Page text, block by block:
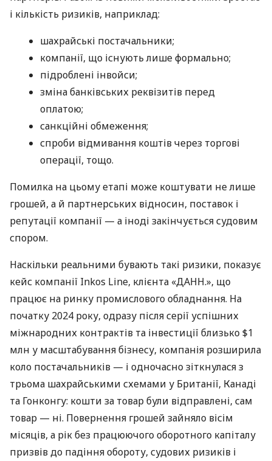
і кількість ризиків, наприклад:
шахрайські постачальники;
компанії, що існують лише формально;
підроблені інвойси;
зміна банківських реквізитів перед
оплатою;
санкційні обмеження;
спроби відмивання коштів через торгові
операції, тощо.
Помилка на цьому етапі може коштувати не лише
грошей, а й партнерських відносин, поставок і
репутації компанії — а іноді закінчується судовим
спором.
Наскільки реальними бувають такі ризики, показує
кейс компанії Inkos Line, клієнта «ДАНН.», що
працює на ринку промислового обладнання. На
початку 2024 року, одразу після серії успішних
міжнародних контрактів та інвестиції близько $1
млн у масштабування бізнесу, компанія розширила
коло постачальників — і одночасно зіткнулася з
трьома шахрайськими схемами у Британії, Канаді
та Гонконгу: кошти за товар були відправлені, сам
товар — ні. Повернення грошей зайняло вісім
місяців, а рік без працюючого оборотного капіталу
призвів до падіння обороту, судових ризиків і